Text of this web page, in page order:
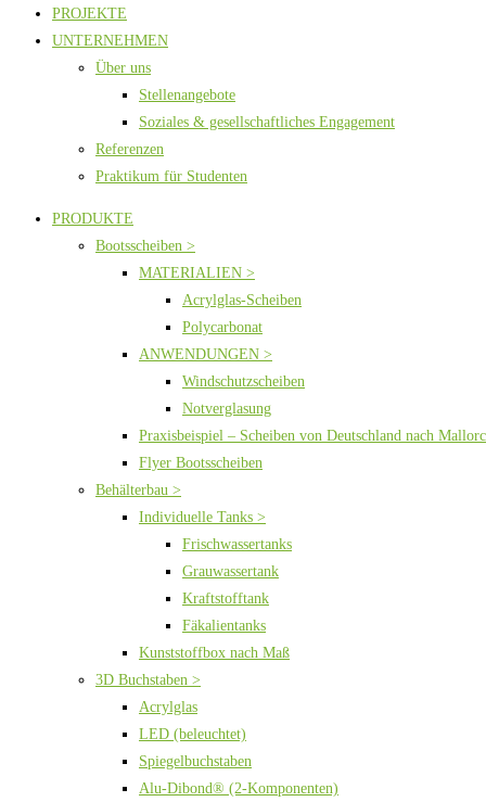
PROJEKTE
UNTERNEHMEN
Über uns
Stellenangebote
Soziales & gesellschaftliches Engagement
Referenzen
Praktikum für Studenten
PRODUKTE
Bootsscheiben >
MATERIALIEN >
Acrylglas-Scheiben
Polycarbonat
ANWENDUNGEN >
Windschutzscheiben
Notverglasung
Praxisbeispiel – Scheiben von Deutschland nach
Flyer Bootsscheiben
Behälterbau >
Individuelle Tanks >
Frischwassertanks
Grauwassertank
Kraftstofftank
Fäkalientanks
Kunststoffbox nach Maß
3D Buchstaben >
Acrylglas
LED (beleuchtet)
Spiegelbuchstaben
Alu-Dibond® (2-Komponenten)